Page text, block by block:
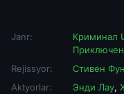
Janr: Криминал
Rejissyor:
Стивен Фун
Aktyorlar:
Энди Лау,